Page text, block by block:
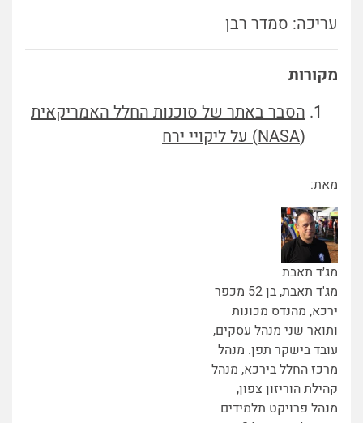
עריכה: סמדר רבן
מקורות
הסבר באתר של סוכנות החלל האמריקאית
(NASA) על ליקויי ירח
מאת:
מג׳ד תאבת
מג'ד תאבת, בן 52 מכפר
ירכא, מהנדס מכונות
ותואר שני מנהל עסקים,
עובד בישקר תפן. מנהל
מרכז החלל בירכא, מנהל
קהילת הוריזון צפון,
מנהל פרויקט תלמידים